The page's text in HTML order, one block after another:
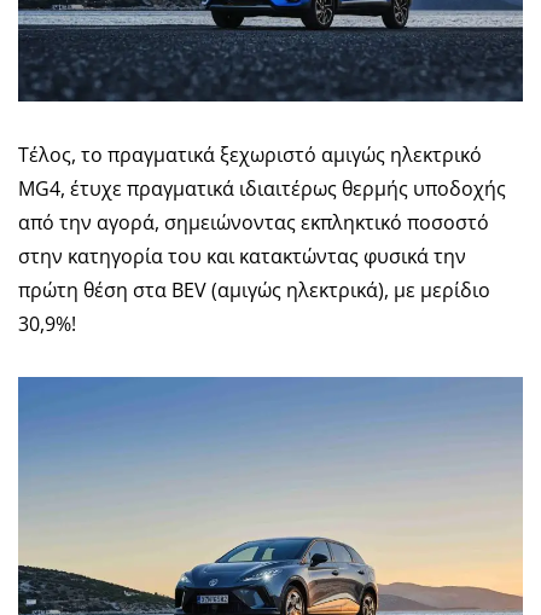
Τέλος, το πραγματικά ξεχωριστό αμιγώς ηλεκτρικό
MG4, έτυχε πραγματικά ιδιαιτέρως θερμής υποδοχής
από την αγορά, σημειώνοντας εκπληκτικό ποσοστό
στην κατηγορία του και κατακτώντας φυσικά την
πρώτη θέση στα BEV (αμιγώς ηλεκτρικά), με μερίδιο
30,9%!